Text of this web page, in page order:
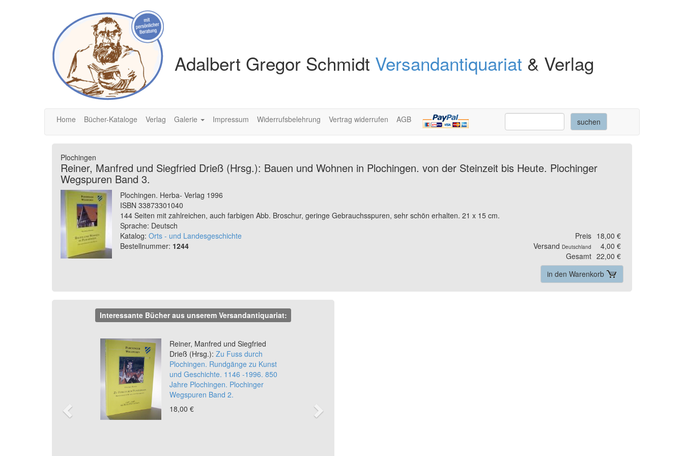
Adalbert Gregor Schmidt Versandantiquariat & Verlag
Home Bücher-Kataloge Verlag Galerie Impressum Widerrufsbelehrung Vertrag widerrufen AGB
Plochingen
Reiner, Manfred und Siegfried Drieß (Hrsg.): Bauen und Wohnen in Plochingen. von der Steinzeit bis Heute. Plochinger
Wegspuren Band 3.
Plochingen. Herba- Verlag 1996
ISBN 33873301040
144 Seiten mit zahlreichen, auch farbigen Abb. Broschur, geringe Gebrauchsspuren, sehr schön erhalten. 21 x 15 cm.
Sprache: Deutsch
Katalog: Orts - und Landesgeschichte
Bestellnummer: 1244
Preis 18,00 €
Versand Deutschland
4,00 €
Gesamt 22,00 €
in den Warenkorb
Interessante Bücher aus unserem Versandantiquariat:
Reiner, Manfred und Siegfried
Drieß (Hrsg.): Zu Fuss durch
Plochingen. Rundgänge zu Kunst
und Geschichte. 1146 -1996. 850
Jahre Plochingen. Plochinger
Wegspuren Band 2.
18,00 €
Previous